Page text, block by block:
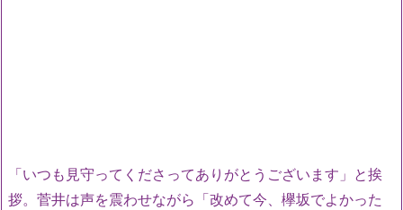
「いつも見守ってくださってありがとうございます」と挨
拶。菅井は声を震わせながら「改めて今、欅坂でよかった